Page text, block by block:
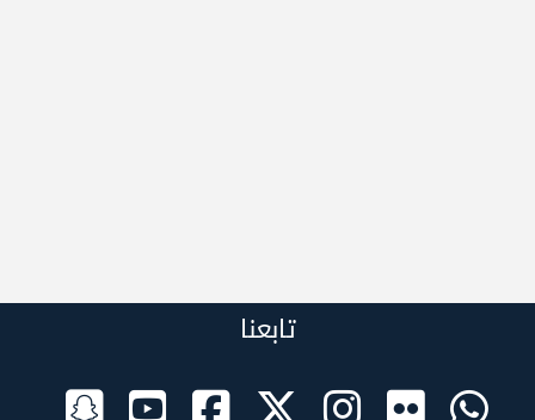
تابعنا